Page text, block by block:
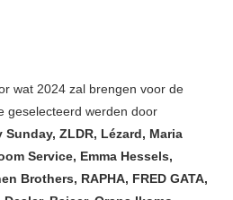
wat 2024 zal brengen voor de
geselecteerd werden door
Sunday, ZLDR, Lézard, Maria
Service, Emma Hessels,
Brothers, RAPHA, FRED GATA,